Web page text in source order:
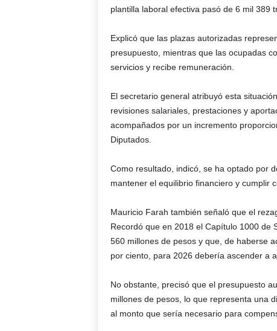
plantilla laboral efectiva pasó de 6 mil 389
Explicó que las plazas autorizadas
presupuesto, mientras que las ocupadas
servicios y recibe remuneración.
El secretario general atribuyó esta
revisiones salariales, prestaciones y
acompañados por un incremento
Diputados.
Como resultado, indicó, se ha optado por
mantener el equilibrio financiero y cumplir
Mauricio Farah también señaló que el
Recordó que en 2018 el Capítulo 1000 de
560 millones de pesos y que, de haberse
por ciento, para 2026 debería ascender a
No obstante, precisó que el presupuesto
millones de pesos, lo que representa una
al monto que sería necesario para